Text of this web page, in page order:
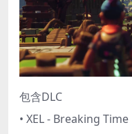
包含DLC
• XEL - Breaking Time